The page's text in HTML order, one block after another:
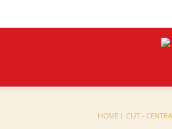
HOME CUT -